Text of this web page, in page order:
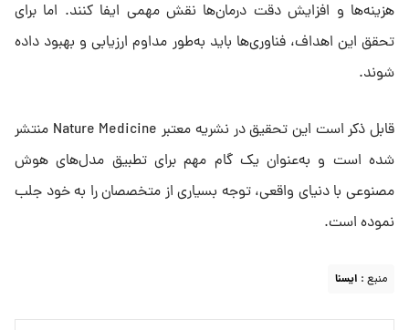
هزینه‌ها و افزایش دقت درمان‌ها نقش مهمی ایفا کنند. اما برای
تحقق این اهداف، فناوری‌ها باید به‌طور مداوم ارزیابی و بهبود داده
شوند.
قابل ذکر است این تحقیق در نشریه معتبر Nature Medicine منتشر
شده است و به‌عنوان یک گام مهم برای تطبیق مدل‌های هوش
مصنوعی با دنیای واقعی، توجه بسیاری از متخصصان را به خود جلب
نموده است.
منبع : ايسنا